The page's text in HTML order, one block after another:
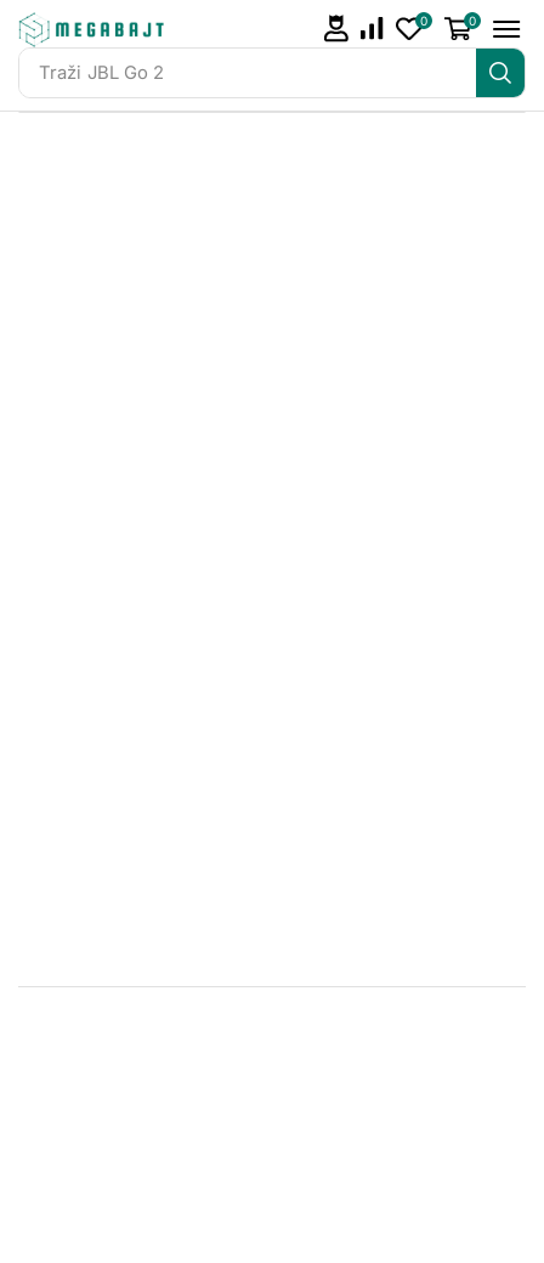
Traži JBL Go 2
0 0